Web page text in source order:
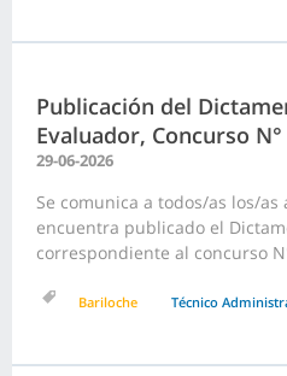
Publicación del
Evaluador, Concurso N°
29-06-2026
Se comunica a todos/as los/
encuentra publicado el
correspondiente al concurso
Bariloche Técnico